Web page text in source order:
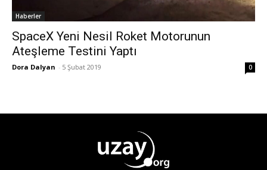
Haberler
SpaceX Yeni Nesil Roket Motorunun
Ateşleme Testini Yaptı
Dora Dalyan - 5 Şubat 2019 0